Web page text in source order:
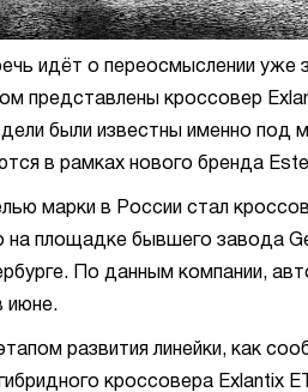
идёт о переосмыслении уже
представлены кроссовер
были известны именно под
в рамках нового бренда
марки в России стал
на площадке бывшего завода
По данным компании,
июне.
развития линейки, как
кроссовера Exlantix